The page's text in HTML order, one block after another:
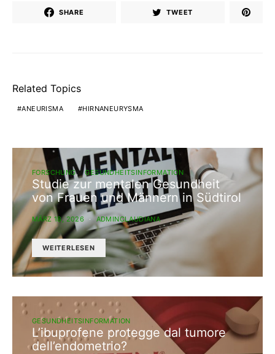
SHARE TWEET
Related Topics
ANEURISMA HIRNANEURYSMA
FORSCHUNG GESUNDHEITSINFORMATION
Studie zur mentalen Gesundheit
von Frauen und Männern in Südtirol
MÄRZ 18, 2026 ADMINCLAUDIANA
WEITERLESEN
GESUNDHEITSINFORMATION
L’ibuprofene protegge dal tumore
dell’endometrio?